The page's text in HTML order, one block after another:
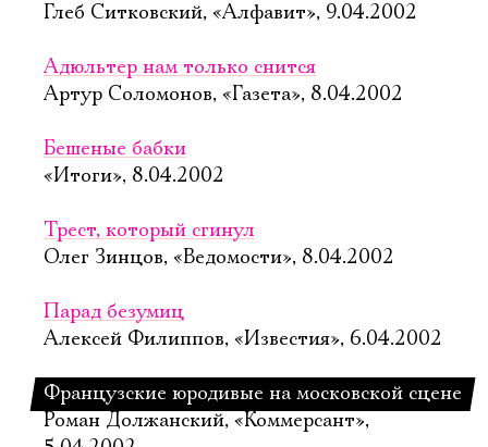
Глеб Ситковский, «Алфавит», 9.04.2002
Адюльтер нам только снится
Артур Соломонов, «Газета», 8.04.2002
Бешеные бабки
«Итоги», 8.04.2002
Трест, который сгинул
Олег Зинцов, «Ведомости», 8.04.2002
Парад безумиц
Алексей Филиппов, «Известия», 6.04.2002
Французские юродивые на московской сцене
Роман Должанский, «Коммерсант»,